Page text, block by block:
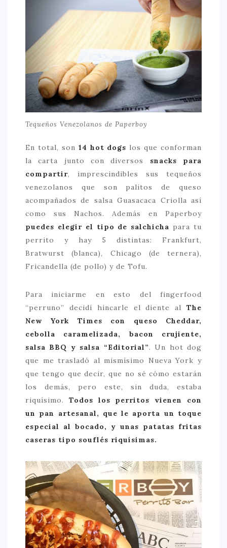
Tequeños Venezolanos de Paperboy
En total, son 14 hot dogs los que conforman
la carta junto con diversos snacks para
compartir, imprescindibles sus tequeños
venezolanos que son palitos de queso
acompañados de salsa Guasacaca Criolla así
como sus Nachos. Además en Paperboy
puedes elegir el tipo de salchicha para tu
perrito y hay 5 distintas: Frankfurt,
Bratwurst (blanca), Chicago (de ternera),
Fricandella (de pollo) y de Tofu.
Para iniciarme en esto del fingerfood
“perruno” decidí hincarle el diente al The
New York Times con queso Cheddar,
cebolla caramelizada, bacon crujiente,
salsa BBQ y salsa “Editorial”. Un hot dog
que me trasladó al mismísimo Nueva York y
que tengo que decir, que no sé cómo estarán
los demás, pero este, sin duda, estaba
riquísimo. Todos los perritos vienen con
un pan artesanal, que le aporta un toque
especial al bocado, y unas patatas fritas
caseras tipo souflés riquísimas.